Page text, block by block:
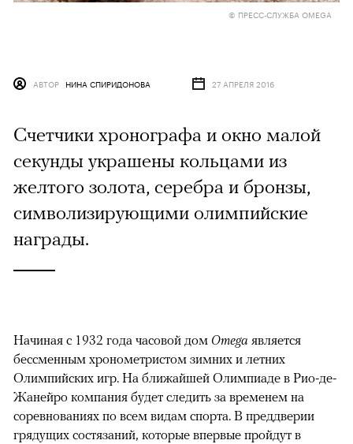
© ПРЕСС-СЛУЖБА OMEGA
АВТОР НИНА СПИРИДОНОВА 27 АПРЕЛЯ 2016
Счетчики хронографа и окно малой
секунды украшены кольцами из
желтого золота, серебра и бронзы,
символизирующими олимпийские
награды.
Начиная с 1932 года часовой дом Omega является
бессменным хронометристом зимних и летних
Олимпийских игр. На ближайшей Олимпиаде в Рио-де-
Жанейро компания будет следить за временем на
соревнованиях по всем видам спорта. В преддверии
грядущих состязаний, которые впервые пройдут в